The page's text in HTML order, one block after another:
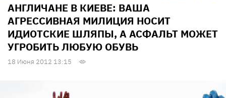
АНГЛИЧАНЕ В КИЕВЕ: ВАША
АГРЕССИВНАЯ МИЛИЦИЯ НОСИТ
ИДИОТСКИЕ ШЛЯПЫ, А АСФАЛЬТ МОЖЕТ
УГРОБИТЬ ЛЮБУЮ ОБУВЬ
18 Июня 2012 13:15